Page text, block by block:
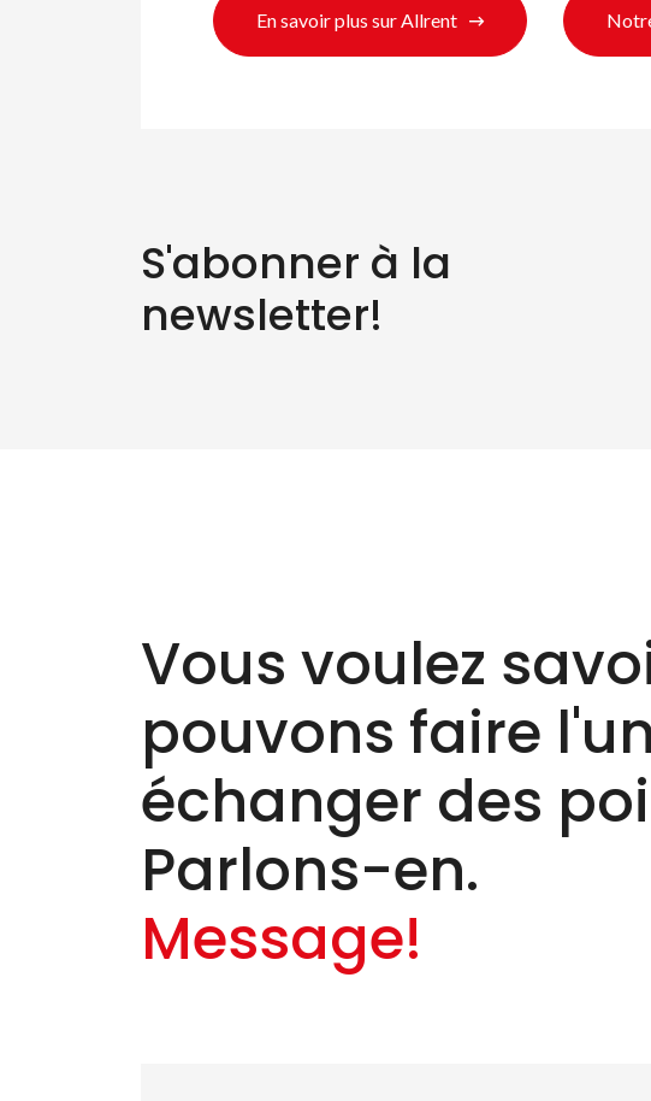
En savoir plus sur Allrent
S'abonner à la
newsletter!
Vous voulez
pouvons faire
échanger des
Parlons-en.
Message!